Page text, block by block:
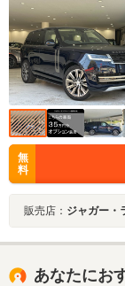
無
料
販売店： ジャガー・
あなたにお